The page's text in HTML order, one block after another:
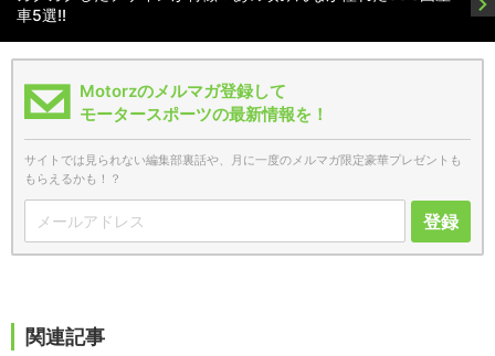
車5選!!
Motorzのメルマガ登録して
モータースポーツの最新情報を！
サイトでは見られない編集部裏話や、月に一度のメルマガ限定豪華プレゼントも
もらえるかも！？
登録
関連記事